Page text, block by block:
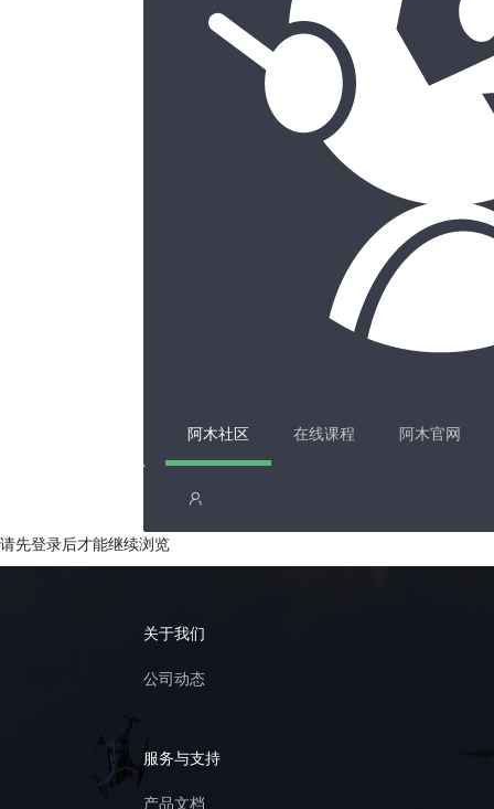
阿木社区 在线课程 阿木官网
请先登录后才能继续浏览
关于我们
公司动态
服务与支持
产品文档